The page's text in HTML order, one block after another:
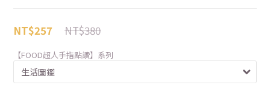
NT$380
NT$257
【FOOD超人手指點讀】系列